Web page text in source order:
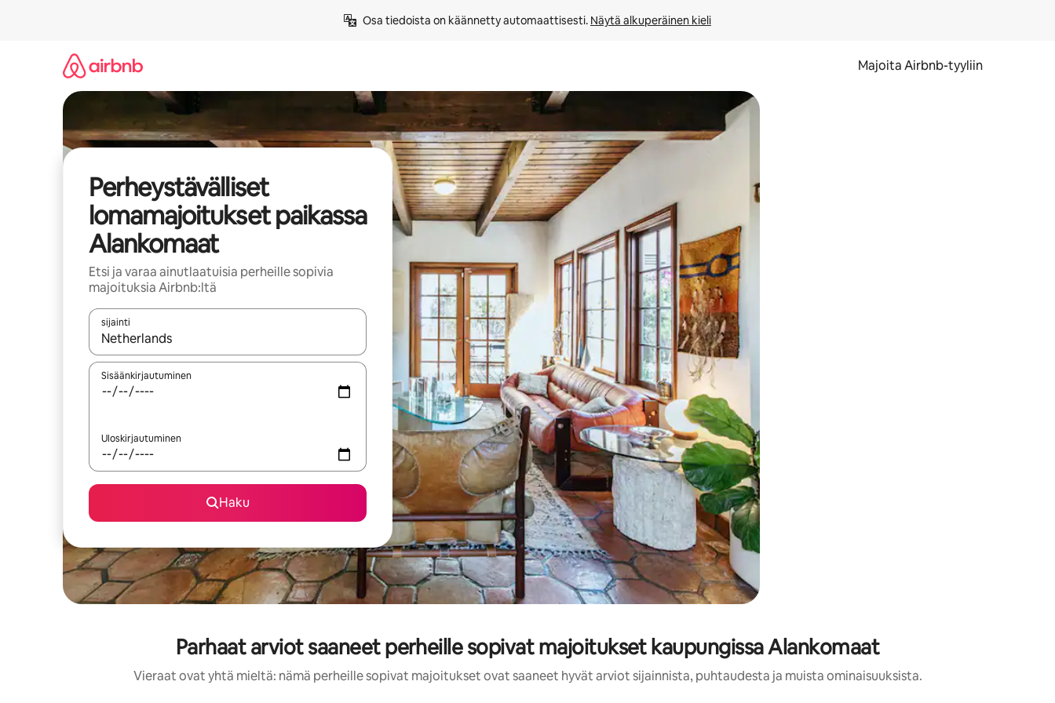
Osa tiedoista on käännetty automaattisesti. Näytä alkuperäinen kieli
Majoita Airbnb-tyyliin
Perheystävälliset
lomamajoitukset paikassa
Alankomaat
Etsi ja varaa ainutlaatuisia perheille sopivia
majoituksia Airbnb:ltä
sijainti
Kun tulokset ovat saatavilla, navigoi ylös- ja alas-nuolinäppäimillä tai tutustu koskettamalla tai pyyhkäisemällä.
Sisäänkirjautuminen
Uloskirjautuminen
Haku
Parhaat arviot saaneet perheille sopivat majoitukset kaupungissa Alankomaat
Vieraat ovat yhtä mieltä: nämä perheille sopivat majoitukset ovat saaneet hyvät arviot sijainnista, puhtaudesta ja muista ominaisuuksista.